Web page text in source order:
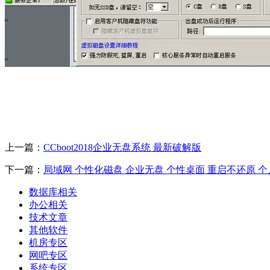
上一篇： CCboot2018企业无盘系统 最新破解版
下一篇： 局域网 个性化磁盘 企业无盘 个性桌面 重启不还原
数据库相关
办公相关
技术文章
其他软件
机房专区
网吧专区
系统专区